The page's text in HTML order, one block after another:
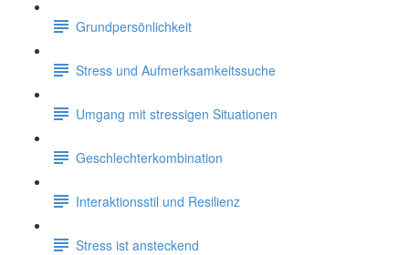
Grundpersönlichkeit
Stress und Aufmerksamkeitssuche
Umgang mit stressigen Situationen
Geschlechterkombination
Interaktionsstil und Resilienz
Stress ist ansteckend